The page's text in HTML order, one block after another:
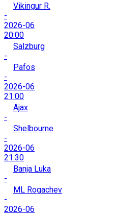
Vikingur R.
-
2026-06
20:00
Salzburg
-
Pafos
-
2026-06
21:00
Ajax
-
Shelbourne
-
2026-06
21:30
Banja Luka
-
ML Rogachev
-
2026-06